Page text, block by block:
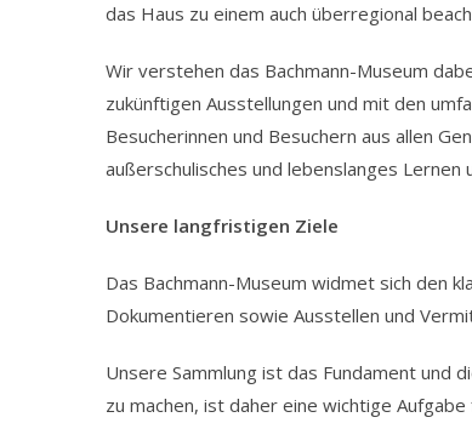
das Haus zu einem auch überregional
Wir verstehen das Bachmann-Museum
zukünftigen Ausstellungen und mit den
Besucherinnen und Besuchern aus allen
außerschulisches und lebenslanges Lernen
Unsere langfristigen Ziele
Das Bachmann-Museum widmet sich den
Dokumentieren sowie Ausstellen und
Unsere Sammlung ist das Fundament und
zu machen, ist daher eine wichtige